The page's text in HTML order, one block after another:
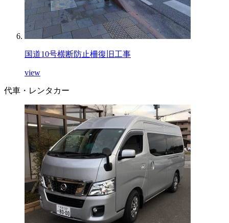
国道10号横断防止柵復旧工事
view
代車・レンタカー